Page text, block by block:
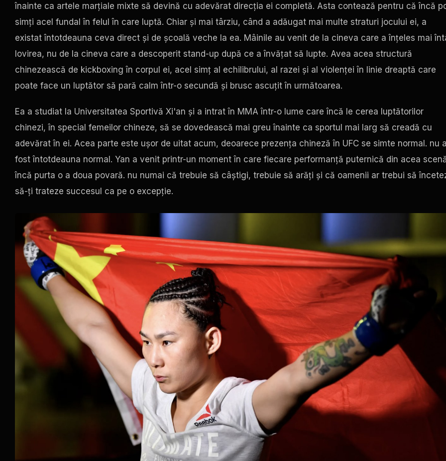
înainte ca artele marțiale mixte să devină cu adevărat direcția ei completă. Asta contează pentru că încă
simți acel fundal în felul în care luptă. Chiar și mai târziu, când a adăugat mai multe straturi jocului ei, a
existat întotdeauna ceva direct și de școală veche la ea. Mâinile au venit de la cineva care a înțeles mai
lovirea, nu de la cineva care a descoperit stand-up după ce a învățat să lupte. Avea acea structură
chinezească de kickboxing în corpul ei, acel simț al echilibrului, al razei și al violenței în linie dreaptă care
poate face un luptător să pară calm într-o secundă și brusc ascuțit în următoarea.
Ea a studiat la Universitatea Sportivă Xi'an și a intrat în MMA într-o lume care încă le cerea luptătorilor
chinezi, în special femeilor chineze, să se dovedească mai greu înainte ca sportul mai larg să creadă cu
adevărat în ei. Acea parte este ușor de uitat acum, deoarece prezența chineză în UFC se simte normal. nu
fost întotdeauna normal. Yan a venit printr-un moment în care fiecare performanță puternică din acea
încă purta o a doua povară. nu numai că trebuie să câștigi, trebuie să arăți și că oamenii ar trebui să
să-ți trateze succesul ca pe o excepție.